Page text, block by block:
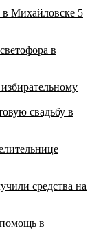
Михайловске 5
в
свадьбу в
средства на
в